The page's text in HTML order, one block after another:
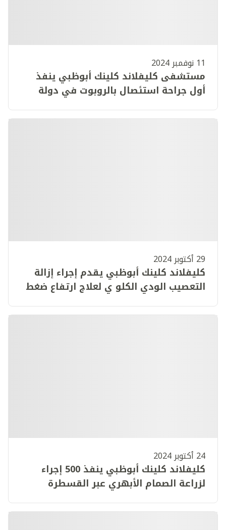
11 نوفمبر 2024
مستشفى كليفلاند كلينك أبوظبي ينفذ
أول جراحة استئصال بالروبوت في دولة
29 أكتوبر 2024
كليفلاند كلينك أبوظبي يقدم إجراء إزالة
التعصيب الودي الكلو ي لعلاج ارتفاع ضغط
24 أكتوبر 2024
كليفلاند كلينك أبوظبي ينفذ 500 إجراء
لزراعة الصمام الأبهري عبر القسطرة
دولة الإمارات